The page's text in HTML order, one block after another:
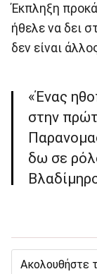
Έκπληξη
ήθελε να δει
δεν είναι
«Ένας
στην
δω σε
Ακολουθήστε